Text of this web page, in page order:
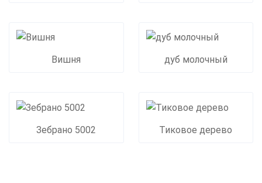
Вишня дуб молочный
Зебрано 5002 Тиковое дерево